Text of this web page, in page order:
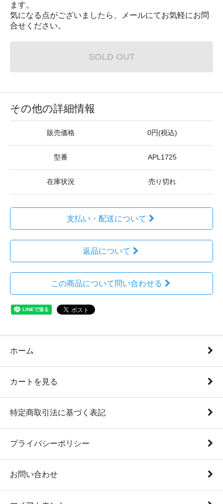
ます。
気になる点がございましたら、メールにてお気軽にお問
合せください。
SOLD OUT
その他の詳細情報
販売価格 0円(税込)
型番 APL1725
在庫状況 売り切れ
支払い・配送について
返品について
この商品について問い合わせる
ホーム
カートを見る
特定商取引法に基づく表記
プライバシーポリシー
お問い合わせ